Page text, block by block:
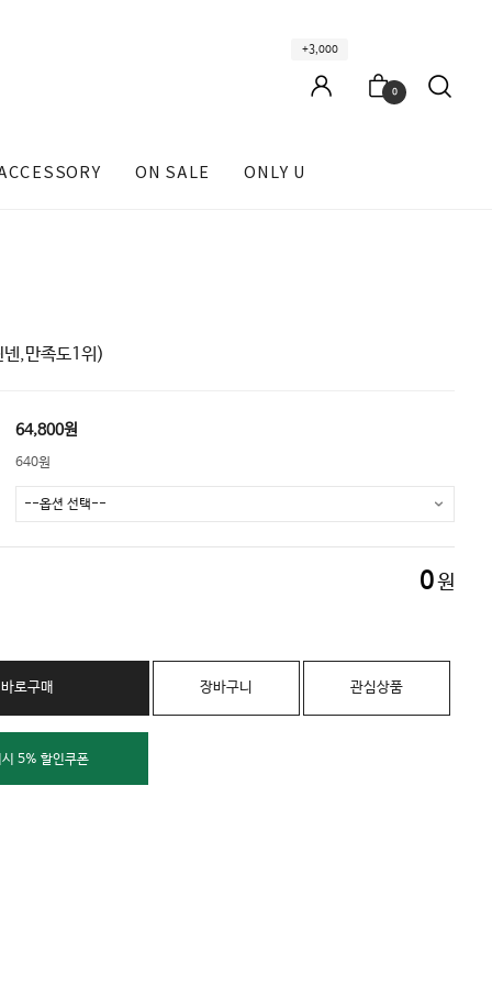
+3,000
0
ON SALE ONLY U
,만족도1위)
64,800원
640원
0원
바로구매 장바구니 관심상품